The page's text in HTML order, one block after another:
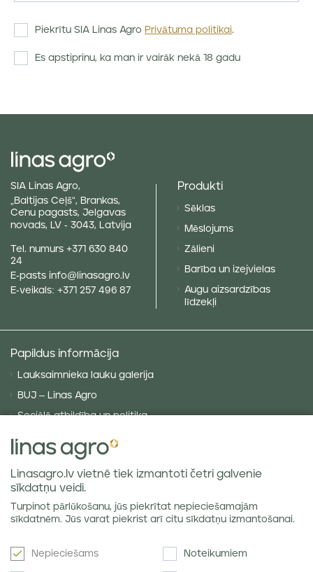
Piekrītu SIA Linas Agro Privātuma politikai.
Es apstiprinu, ka man ir vairāk nekā 18 gadu
SIA Linas Agro,
„Baltijas Ceļš“, Brankas,
Cenu pagasts, Jelgavas
novads, LV - 3043, Latvija
Tel. numurs +371 630 840
24
E-pasts info@linasagro.lv
E-veikals: +371 257 496 87
Produkti
Sēklas
Mēslojums
Zālieni
Barība un izejvielas
Augu aizsardzības
līdzekļi
Papildus informācija
Lauksaimnieka lauku galerija
BUJ – Linas Agro
Sociālā atbildība un politika
Sīkdatņu politika
VISPĀRĪGIE NOTEIKUMI
Labības tirgus atsauksmes
Jaunumi e-pastā
Linasagro.lv vietnē tiek izmantoti četri galvenie
sīkdatņu veidi.
Turpinot pārlūkošanu, jūs piekrītat nepieciešamajām
sīkdatnēm. Jūs varat piekrist arī citu sīkdatņu izmantošanai.
Nepieciešams Noteikumiem